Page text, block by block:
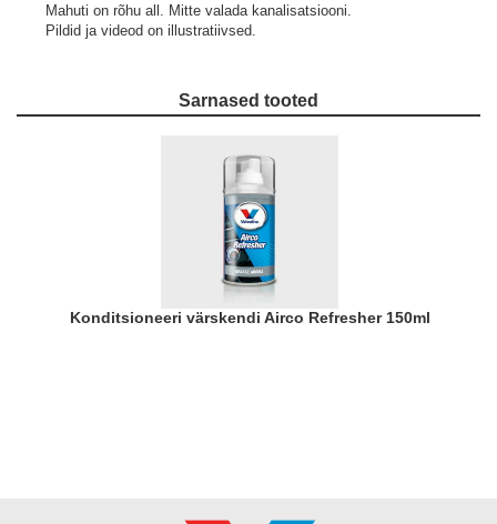
Mahuti on rõhu all. Mitte valada kanalisatsiooni.
Pildid ja videod on illustratiivsed.
Sarnased tooted
Konditsioneeri värskendi Airco Refresher 150ml